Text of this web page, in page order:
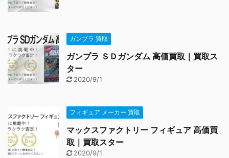
ガンプラ 買取
ガンプラ ＳＤガンダム 高価買取｜買取ス
ター
2020/9/1
フィギュア メーカー 買取
マックスファクトリー フィギュア 高価買
取｜買取スター
2020/9/1